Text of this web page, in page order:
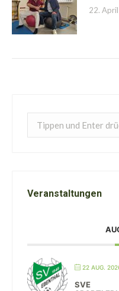
22.
Search:
Veranstaltungen
22 AUG.
SVE